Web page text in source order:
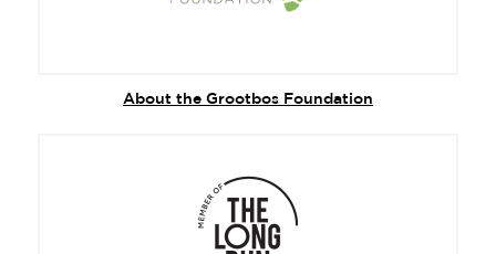
About the Grootbos Foundation